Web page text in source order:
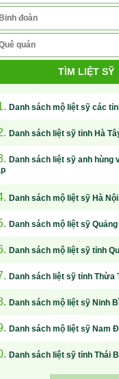
TÌM LIỆT SỸ
Danh sách mộ liệt sỹ các
Danh sách liệt sỹ tỉnh Hà
Danh sách liệt sỹ anh hùng
Danh sách mộ liệt sỹ Hà Nội
Danh sách mộ liệt sỹ
Danh sách mộ liệt sỹ tỉnh
Danh sách liệt sỹ tỉnh Thừa
Danh sách mộ liệt sỹ Ninh
Danh sách mộ liệt sỹ Nam
Danh sách liệt sỹ tỉnh Thái